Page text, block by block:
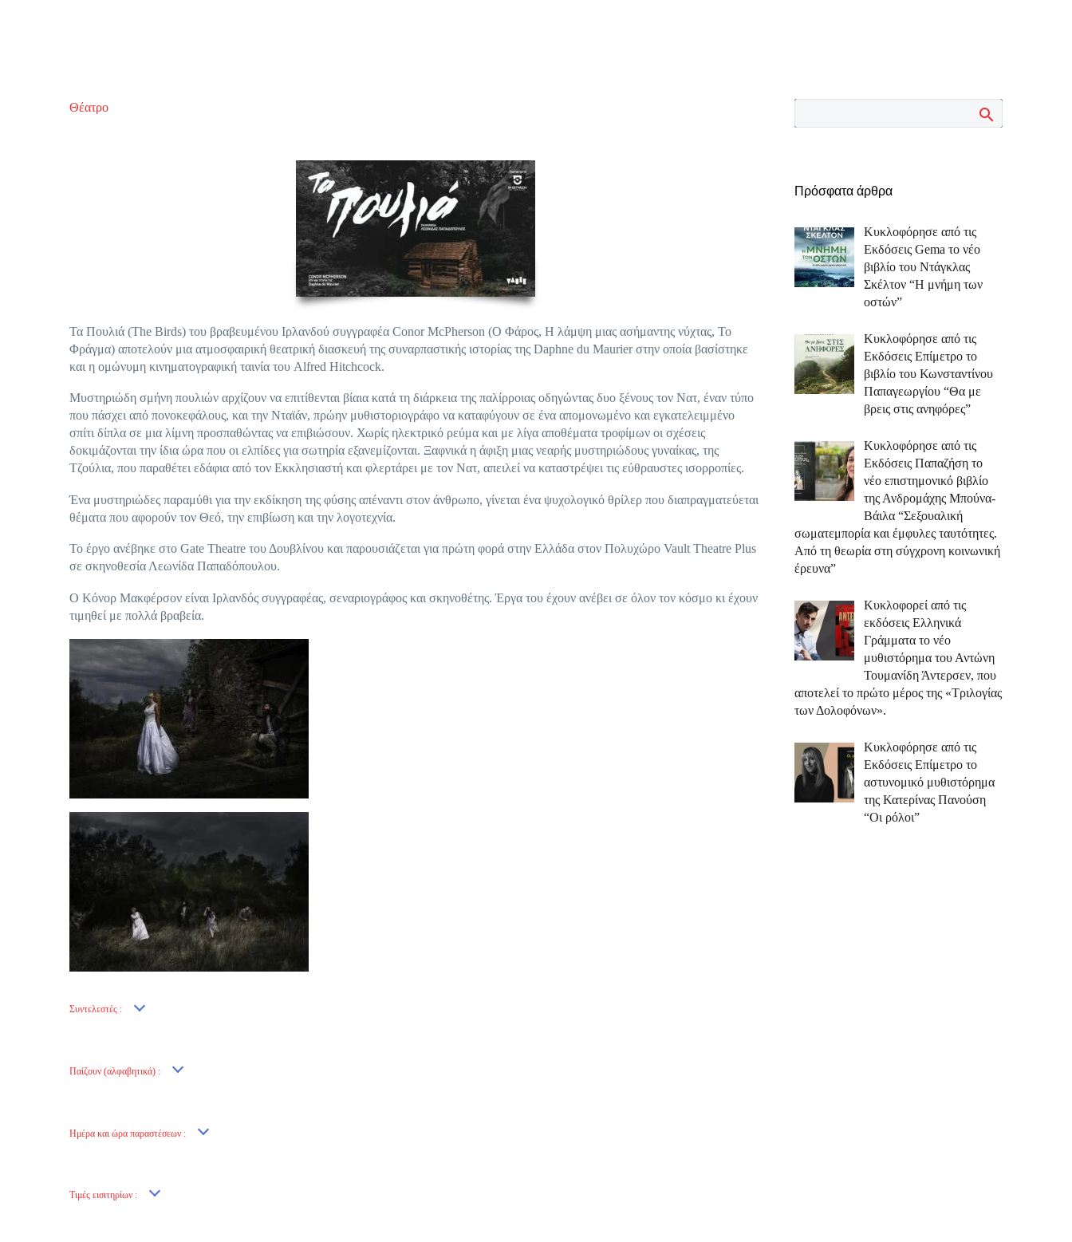
Θέατρο
Τα Πουλιά (The Birds) του βραβευμένου Ιρλανδού συγγραφέα Conor McPherson (Ο Φάρος, Η λάμψη μιας ασήμαντης νύχτας, Το
Φράγμα) αποτελούν μια ατμοσφαιρική θεατρική διασκευή της συναρπαστικής ιστορίας της Daphne du Maurier στην οποία βασίστηκε
και η ομώνυμη κινηματογραφική ταινία του Alfred Hitchcock.
Μυστηριώδη σμήνη πουλιών αρχίζουν να επιτίθενται βίαια κατά τη διάρκεια της παλίρροιας οδηγώντας δυο ξένους τον Νατ, έναν τύπο
που πάσχει από πονοκεφάλους, και την Νταϊάν, πρώην μυθιστοριογράφο να καταφύγουν σε ένα απομονωμένο και εγκατελειμμένο
σπίτι δίπλα σε μια λίμνη προσπαθώντας να επιβιώσουν. Χωρίς ηλεκτρικό ρεύμα και με λίγα αποθέματα τροφίμων οι σχέσεις
δοκιμάζονται την ίδια ώρα που οι ελπίδες για σωτηρία εξανεμίζονται. Ξαφνικά η άφιξη μιας νεαρής μυστηριώδους γυναίκας, της
Τζούλια, που παραθέτει εδάφια από τον Εκκλησιαστή και φλερτάρει με τον Νατ, απειλεί να καταστρέψει τις εύθραυστες ισορροπίες.
Ένα μυστηριώδες παραμύθι για την εκδίκηση της φύσης απέναντι στον άνθρωπο, γίνεται ένα ψυχολογικό θρίλερ που διαπραγματεύεται
θέματα που αφορούν τον Θεό, την επιβίωση και την λογοτεχνία.
Το έργο ανέβηκε στο Gate Theatre του Δουβλίνου και παρουσιάζεται για πρώτη φορά στην Ελλάδα στον Πολυχώρο Vault Theatre Plus
σε σκηνοθεσία Λεωνίδα Παπαδόπουλου.
Ο Κόνορ Μακφέρσον είναι Ιρλανδός συγγραφέας, σεναριογράφος και σκηνοθέτης. Έργα του έχουν ανέβει σε όλον τον κόσμο κι έχουν
τιμηθεί με πολλά βραβεία.
Συντελεστές :
Παίζουν (αλφαβητικά) :
Ημέρα και ώρα παραστέσεων :
Τιμές εισιτηρίων :
Πρόσφατα άρθρα
Κυκλοφόρησε από τις
Εκδόσεις Gema το νέο
βιβλίο του Ντάγκλας
Σκέλτον “Η μνήμη των
οστών”
Κυκλοφόρησε από τις
Εκδόσεις Επίμετρο το
βιβλίο του Κωνσταντίνου
Παπαγεωργίου “Θα με
βρεις στις ανηφόρες”
Κυκλοφόρησε από τις
Εκδόσεις Παπαζήση το
νέο επιστημονικό βιβλίο
της Ανδρομάχης Μπούνα-
Βάιλα “Σεξουαλική
σωματεμπορία και έμφυλες ταυτότητες.
Από τη θεωρία στη σύγχρονη κοινωνική
έρευνα”
Κυκλοφορεί από τις
εκδόσεις Ελληνικά
Γράμματα το νέο
μυθιστόρημα του Αντώνη
Τουμανίδη Άντερσεν, που
αποτελεί το πρώτο μέρος της «Τριλογίας
των Δολοφόνων».
Κυκλοφόρησε από τις
Εκδόσεις Επίμετρο το
αστυνομικό μυθιστόρημα
της Κατερίνας Πανούση
“Οι ρόλοι”